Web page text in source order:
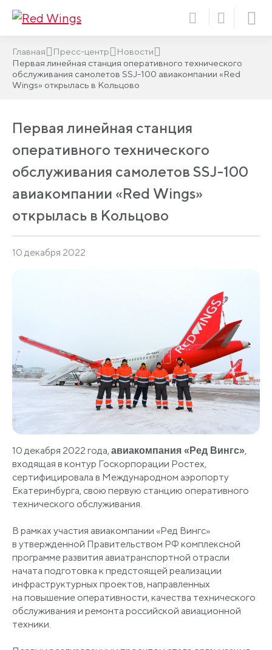
Главная Пресс-центр
Новости
Первая линейная станция оперативного технического
обслуживания самолетов SSJ-100 авиакомпании «Red
Wings» открылась в Кольцово
Первая линейная станция
оперативного технического
обслуживания самолетов SSJ-100
авиакомпании «Red Wings»
открылась в Кольцово
10 декабря 2022
10 декабря 2022 года,авиакомпания «Ред Вингс»,
входящая в контур Госкорпорации Ростех,
сертифицировала в Международном аэропорту
Екатеринбурга, свою первую станцию оперативного
технического обслуживания.
В рамках участия авиакомпании «Ред Вингс»
в утвержденной Правительством РФ комплексной
программе развития авиатранспортной отрасли
начата подготовка к предстоящей реализации
инфраструктурных проектов, направленных
на повышение оперативности, качества технического
обслуживания и ремонта российской авиационной
техники.